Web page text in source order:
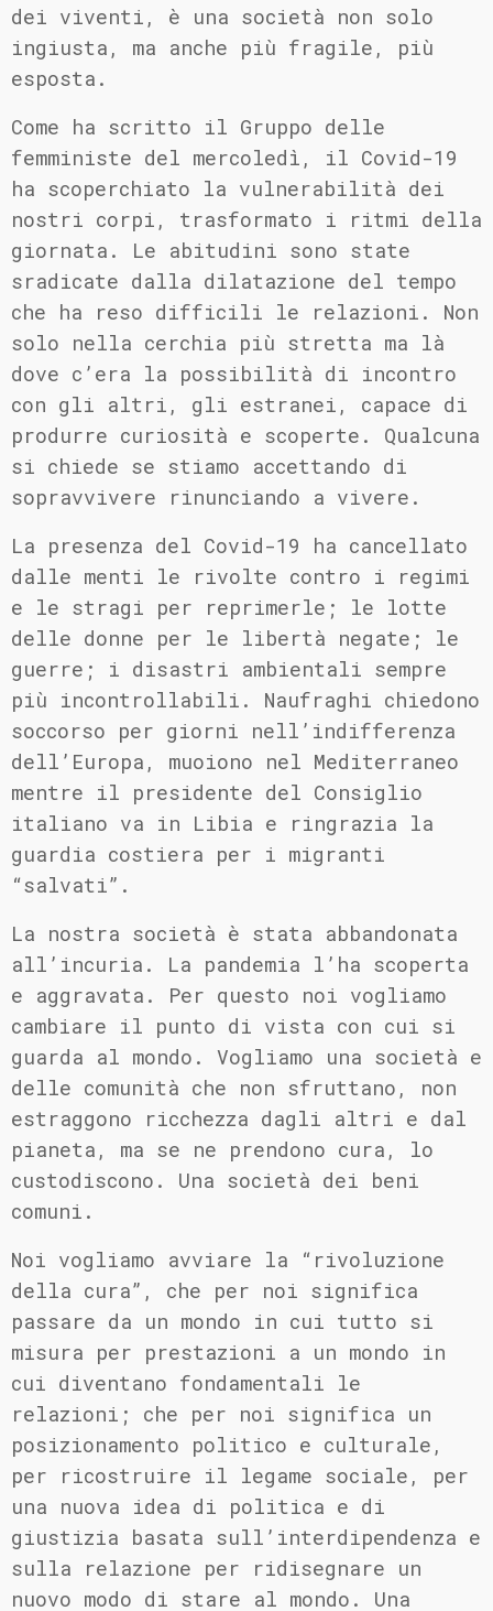
dei viventi, è una società non solo
ingiusta, ma anche più fragile, più
esposta.
Come ha scritto il Gruppo delle
femministe del mercoledì, il Covid-19
ha scoperchiato la vulnerabilità dei
nostri corpi, trasformato i ritmi della
giornata. Le abitudini sono state
sradicate dalla dilatazione del tempo
che ha reso difficili le relazioni. Non
solo nella cerchia più stretta ma là
dove c’era la possibilità di incontro
con gli altri, gli estranei, capace di
produrre curiosità e scoperte. Qualcuna
si chiede se stiamo accettando di
sopravvivere rinunciando a vivere.
La presenza del Covid-19 ha cancellato
dalle menti le rivolte contro i regimi
e le stragi per reprimerle; le lotte
delle donne per le libertà negate; le
guerre; i disastri ambientali sempre
più incontrollabili. Naufraghi chiedono
soccorso per giorni nell’indifferenza
dell’Europa, muoiono nel Mediterraneo
mentre il presidente del Consiglio
italiano va in Libia e ringrazia la
guardia costiera per i migranti
“salvati”.
La nostra società è stata abbandonata
all’incuria. La pandemia l’ha scoperta
e aggravata. Per questo noi vogliamo
cambiare il punto di vista con cui si
guarda al mondo. Vogliamo una società e
delle comunità che non sfruttano, non
estraggono ricchezza dagli altri e dal
pianeta, ma se ne prendono cura, lo
custodiscono. Una società dei beni
comuni.
Noi vogliamo avviare la “rivoluzione
della cura”, che per noi significa
passare da un mondo in cui tutto si
misura per prestazioni a un mondo in
cui diventano fondamentali le
relazioni; che per noi significa un
posizionamento politico e culturale,
per ricostruire il legame sociale, per
una nuova idea di politica e di
giustizia basata sull’interdipendenza e
sulla relazione per ridisegnare un
nuovo modo di stare al mondo. Una